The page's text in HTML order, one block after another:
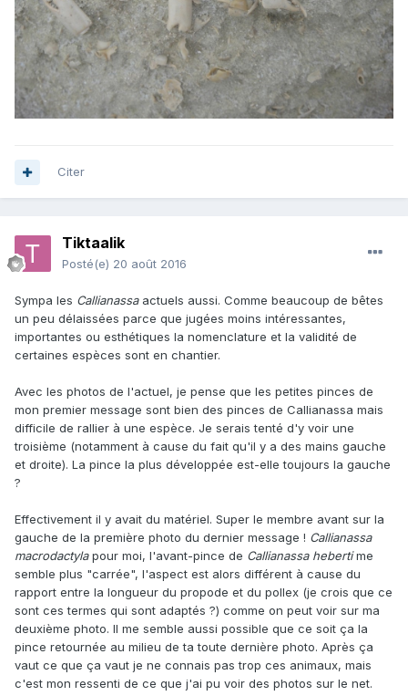
Citer
Tiktaalik
Posté(e) 20 août 2016
Sympa les Callianassaactuels aussi. Comme beaucoup de bêtes
un peu délaissées parce que jugées moins intéressantes,
importantes ou esthétiques la nomenclature et la validité de
certaines espèces sont en chantier.
Avec les photos de l'actuel, je pense que les petites pinces de
mon premier message sont bien des pinces de Callianassa mais
difficile de rallier à une espèce. Je serais tenté d'y voir une
troisième (notamment à cause du fait qu'il y a des mains gauche
et droite). La pince la plus développée est-elle toujours la gauche
?
Effectivement il y avait du matériel. Super le membre avant sur la
gauche de la première photo du dernier message ! Callianassa
macrodactylapour moi, l'avant-pince de Callianassa hebertime
semble plus "carrée", l'aspect est alors différent à cause du
rapport entre la longueur du propode et du pollex (je crois que ce
sont ces termes qui sont adaptés ?) comme on peut voir sur ma
deuxième photo. Il me semble aussi possible que ce soit ça la
pince retournée au milieu de ta toute dernière photo. Après ça
vaut ce que ça vaut je ne connais pas trop ces animaux, mais
c'est mon ressenti de ce que j'ai pu voir des photos sur le net.